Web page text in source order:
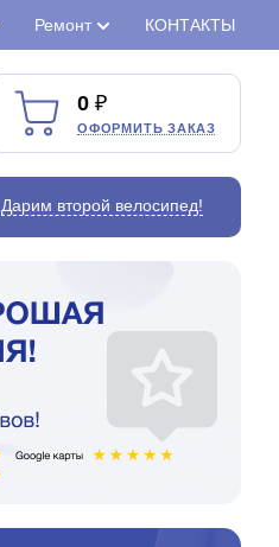
Ремонт КОНТАКТЫ
0
ОФОРМИТЬ ЗАКАЗ
Дарим второй велосипед!